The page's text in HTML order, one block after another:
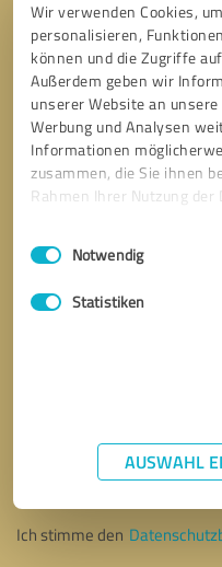
Wir verwenden Cookies,
personalisieren,
können und die Zugriffe
Außerdem geben wir
unserer Website an
Werbung und Analysen
Informationen
zusammen, die Sie ihnen
Rahmen Ihrer Nutzung
Impressum
Einwilligungsauswahl
Notwendig
Statistiken
AUSWAHL
Ich stimme den